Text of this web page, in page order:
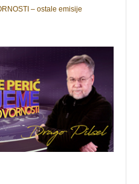
– ostale emisije